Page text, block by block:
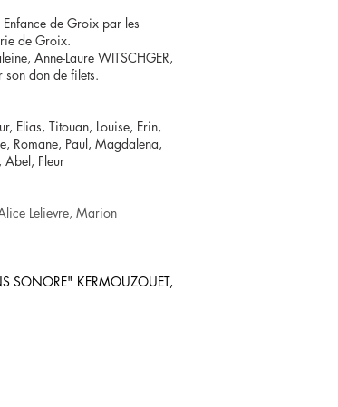
de Groix par les
de Groix.
Anne-Laure WITSCHGER,
don de filets.
Elias, Titouan, Louise, Erin,
Romane, Paul, Magdalena,
Fleur
Lelievre, Marion
SONORE" KERMOUZOUET,